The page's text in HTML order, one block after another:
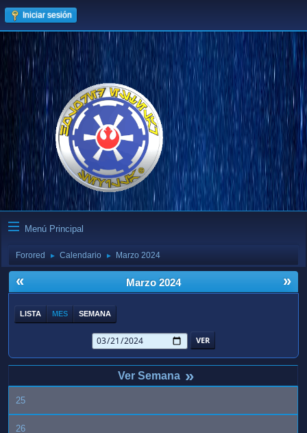
Iniciar sesión
Menú Principal
Forored ► Calendario ► Marzo 2024
« »
Marzo 2024
LISTA MES SEMANA
»
25
26